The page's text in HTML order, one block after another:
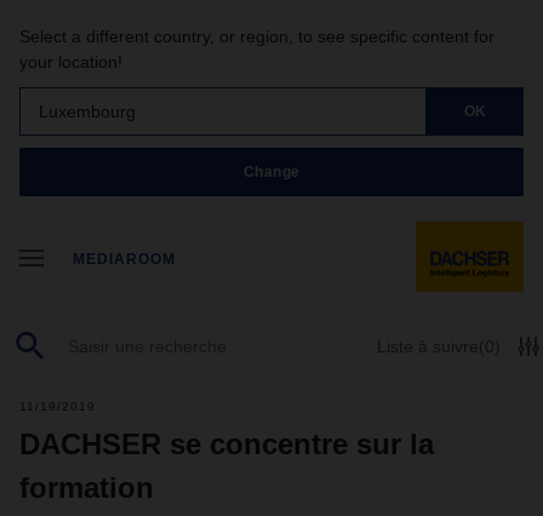
Select a different country, or region, to see specific content for
your location!
Luxembourg OK
Change
MEDIAROOM
Liste à suivre(0)
11/19/2019
DACHSER se concentre sur la
formation